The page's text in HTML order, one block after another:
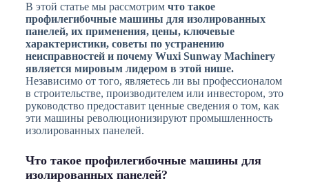
В этой статье мы рассмотрим что такое
профилегибочные машины для изолированных
панелей, их применения, цены, ключевые
характеристики, советы по устранению
неисправностей и почему Wuxi Sunway Machinery
является мировым лидером в этой нише.
Независимо от того, являетесь ли вы профессионалом
в строительстве, производителем или инвестором, это
руководство предоставит ценные сведения о том, как
эти машины революционизируют промышленность
изолированных панелей.
Что такое профилегибочные машины для
изолированных панелей?